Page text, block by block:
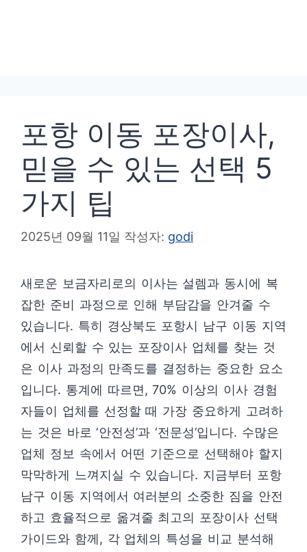
포항 이동 포장이사,
믿을 수 있는 선택 5
가지 팁
2025년 09월 11일 작성자: godi
새로운 보금자리로의 이사는 설렘과 동시에 복
잡한 준비 과정으로 인해 부담감을 안겨줄 수
있습니다. 특히 경상북도 포항시 남구 이동 지역
에서 신뢰할 수 있는 포장이사 업체를 찾는 것
은 이사 과정의 만족도를 결정하는 중요한 요소
입니다. 통계에 따르면, 70% 이상의 이사 경험
자들이 업체를 선정할 때 가장 중요하게 고려하
는 것은 바로 ‘안전성’과 ‘전문성’입니다. 수많은
업체 정보 속에서 어떤 기준으로 선택해야 할지
막막하게 느껴지실 수 있습니다. 지금부터 포항
남구 이동 지역에서 여러분의 소중한 짐을 안전
하고 효율적으로 옮겨줄 최고의 포장이사 선택
가이드와 함께, 각 업체의 특성을 비교 분석해